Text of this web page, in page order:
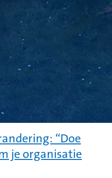
“Doe
je organisatie